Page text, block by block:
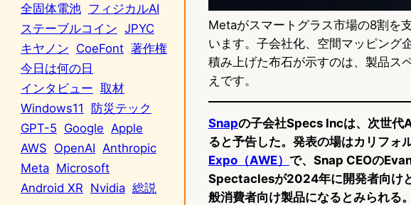
全固体電池 フィジカルAI
ステーブルコイン JPYC
キヤノン CoeFont 著作権
今日は何の日
インタビュー 取材
Windows11
防災テック
GPT-5 Google Apple
AWS OpenAI Anthropic
Meta Microsoft
Android XR Nvidia 総説
Metaがスマートグラス市場の8割を
います。子会社化、空間マッピング
積み上げた布石が示すのは、製品ス
えです。
Snapの子会社Specs Incは、次世代
ると予告した。発表の場はカリフォ
Expo（AWE） で、Snap CEOの
Spectaclesが2024年に開発者向け
般消費者向け製品になるとみられる。